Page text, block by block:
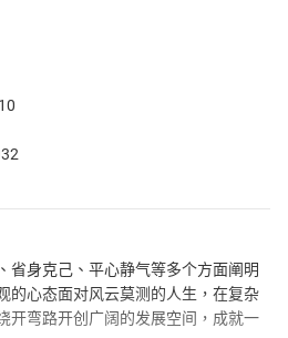
省身克己、平心静气等多个方面阐明
的心态面对风云莫测的人生，在复杂
开弯路开创广阔的发展空间，成就一